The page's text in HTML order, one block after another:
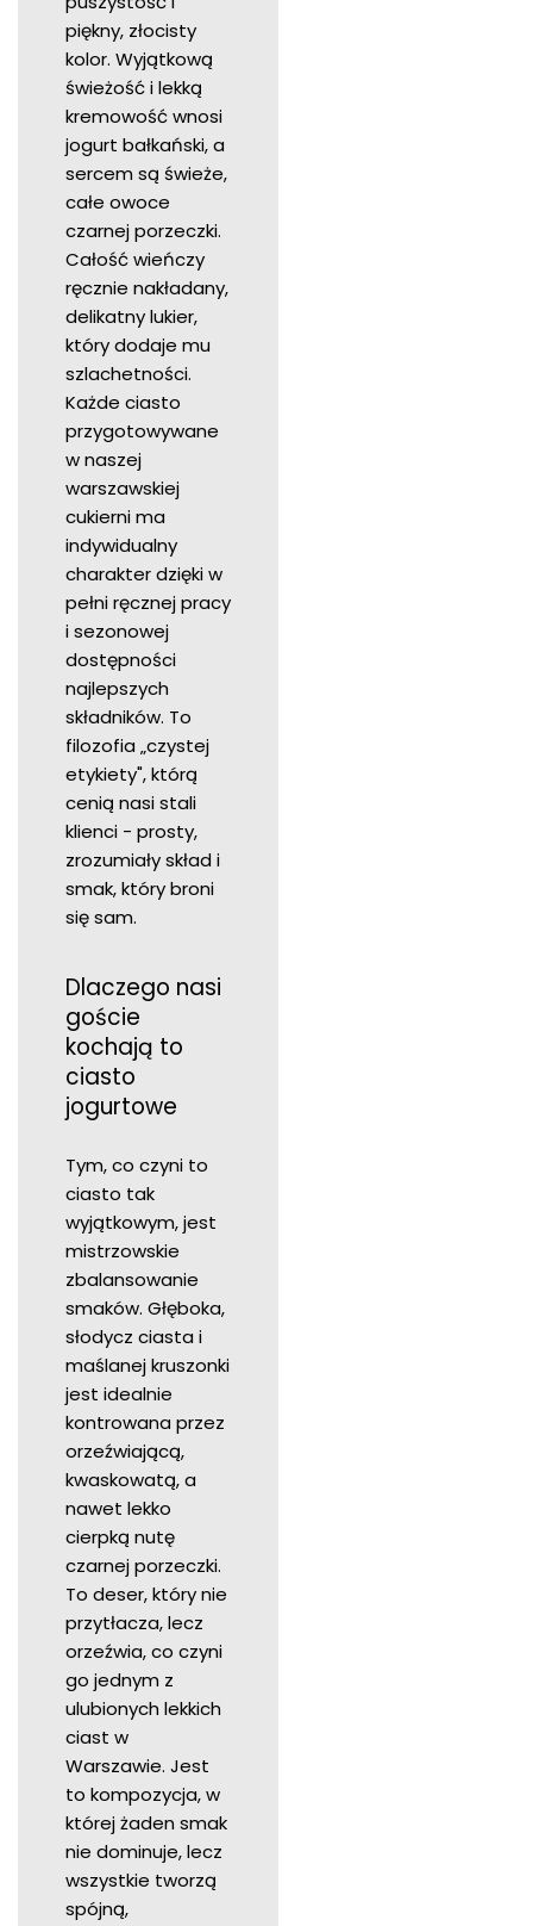
piękny, złocisty
kolor. Wyjątkową
świeżość i lekką
kremowość wnosi
jogurt bałkański, a
sercem są świeże,
całe owoce
czarnej porzeczki.
Całość wieńczy
ręcznie nakładany,
delikatny lukier,
który dodaje mu
szlachetności.
Każde ciasto
przygotowywane
w naszej
warszawskiej
cukierni ma
indywidualny
charakter dzięki w
pełni ręcznej pracy
i sezonowej
dostępności
najlepszych
składników. To
filozofia „czystej
etykiety", którą
cenią nasi stali
klienci - prosty,
zrozumiały skład i
smak, który broni
się sam.
Dlaczego nasi
goście
kochają to
ciasto
jogurtowe
Tym, co czyni to
ciasto tak
wyjątkowym, jest
mistrzowskie
zbalansowanie
smaków. Głęboka,
słodycz ciasta i
maślanej kruszonki
jest idealnie
kontrowana przez
orzeźwiającą,
kwaskowatą, a
nawet lekko
cierpką nutę
czarnej porzeczki.
To deser, który nie
przytłacza, lecz
orzeźwia, co czyni
go jednym z
ulubionych lekkich
ciast w
Warszawie. Jest
to kompozycja, w
której żaden smak
nie dominuje, lecz
wszystkie tworzą
spójną,